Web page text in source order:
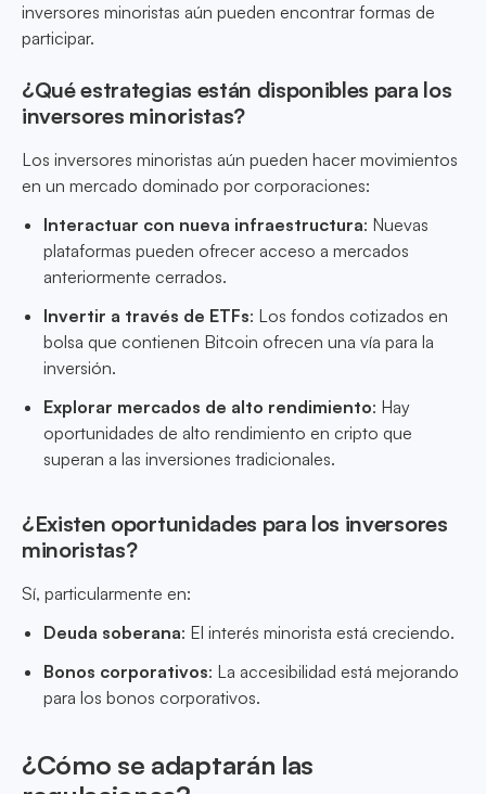
inversores minoristas aún pueden encontrar formas de
participar.
¿Qué estrategias están disponibles para los
inversores minoristas?
Los inversores minoristas aún pueden hacer movimientos
en un mercado dominado por corporaciones:
Interactuar con nueva infraestructura: Nuevas
plataformas pueden ofrecer acceso a mercados
anteriormente cerrados.
Invertir a través de ETFs: Los fondos cotizados en
bolsa que contienen Bitcoin ofrecen una vía para la
inversión.
Explorar mercados de alto rendimiento: Hay
oportunidades de alto rendimiento en cripto que
superan a las inversiones tradicionales.
¿Existen oportunidades para los inversores
minoristas?
Sí, particularmente en:
Deuda soberana: El interés minorista está creciendo.
Bonos corporativos: La accesibilidad está mejorando
para los bonos corporativos.
¿Cómo se adaptarán las